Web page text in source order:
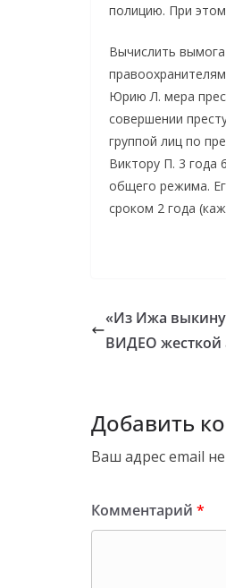
полицию. При этом
Вычислить
Юрию Л. мера
совершении
группой лиц по
Виктору П. 3 года
общего режима.
сроком 2 года
«Из Ижа
ВИДЕО
Добавить
Ваш адрес email
Комментарий *